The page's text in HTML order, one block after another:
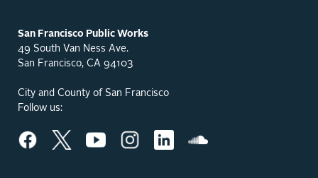
San Francisco Public Works
49 South Van Ness Ave.
San Francisco, CA 94103
City and County of San Francisco
Follow us: